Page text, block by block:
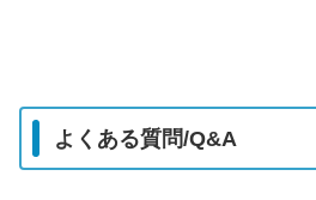
よくある質問/Q&A